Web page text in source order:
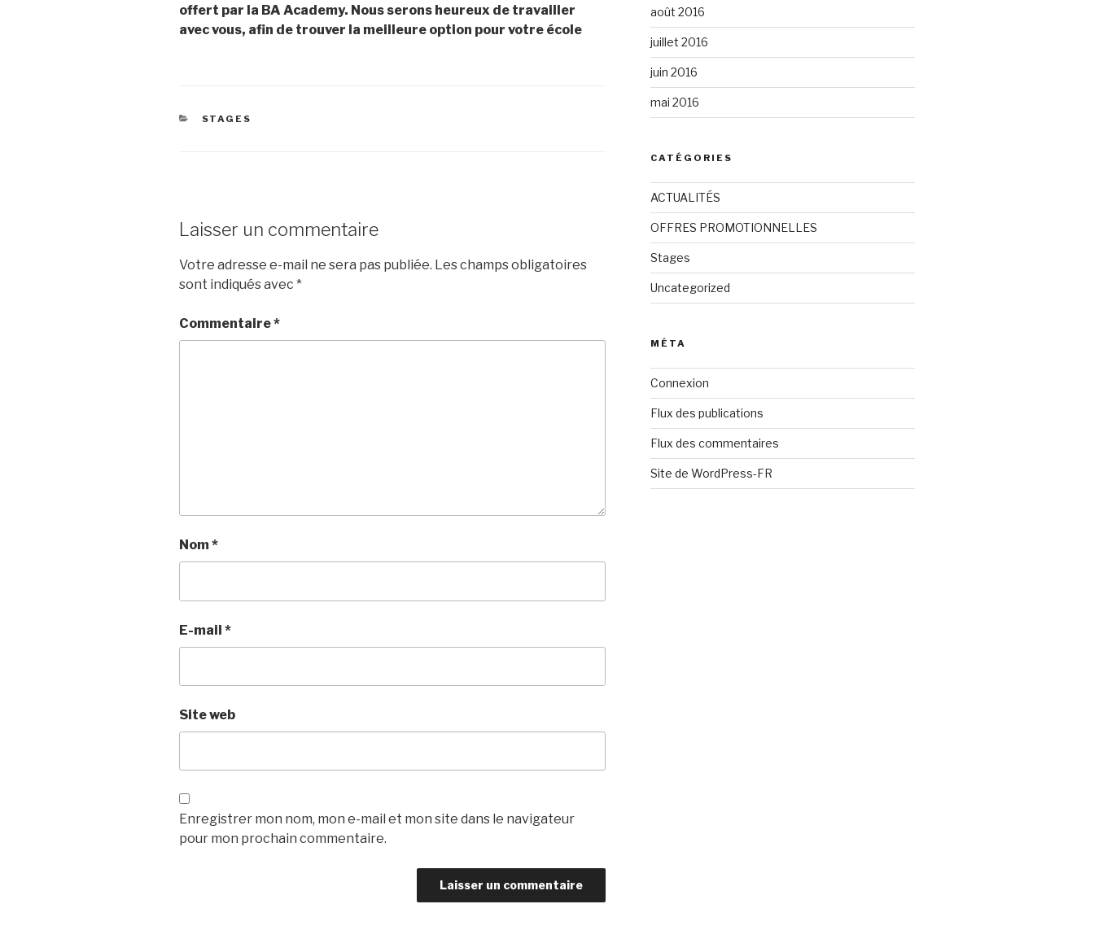
offert par la BA Academy. Nous serons heureux de travailler
avec vous, afin de trouver la meilleure option pour votre école
STAGES
Laisser un commentaire
Votre adresse e-mail ne sera pas publiée. Les champs obligatoires
sont indiqués avec *
Commentaire*
Nom*
E-mail *
Site web
Enregistrer mon nom, mon e-mail et mon site dans le navigateur
pour mon prochain commentaire.
août 2016
juillet 2016
juin 2016
mai 2016
CATÉGORIES
ACTUALITÉS
OFFRES PROMOTIONNELLES
Stages
Uncategorized
MÉTA
Connexion
Flux des publications
Flux des commentaires
Site de WordPress-FR